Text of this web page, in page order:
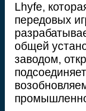
Lhyfe,
передовых
общей
заводом,